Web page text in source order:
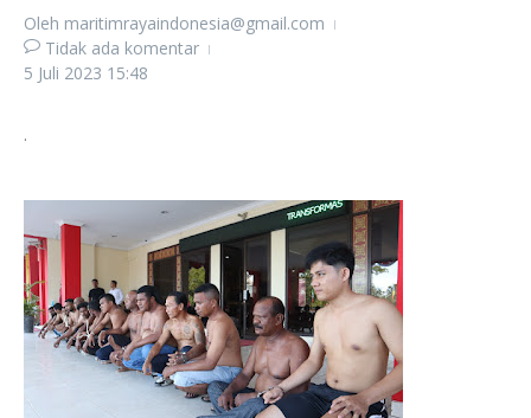
Oleh maritimrayaindonesia@gmail.com
Tidak ada komentar
5 Juli 2023 15:48
.